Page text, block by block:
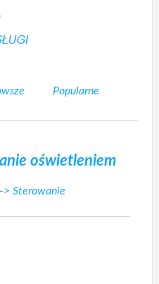
Popularne
oświetleniem
Sterowanie